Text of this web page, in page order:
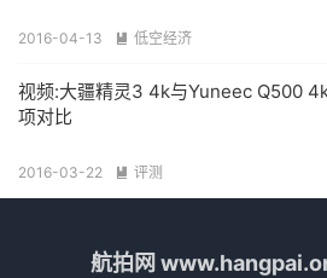
2016-04-13  低空经济
视频:大疆精灵3 4k与Yuneec Q500
项对比
2016-03-22  评测
航拍网